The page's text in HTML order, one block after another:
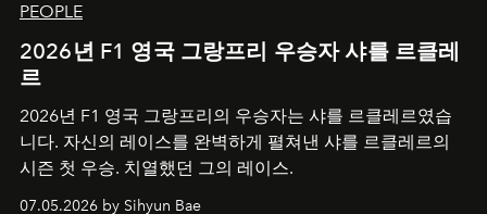
PEOPLE
2026년 F1 영국 그랑프리 우승자 샤를 르클레
르
2026년 F1 영국 그랑프리의 우승자는 샤를 르클레르였습
니다. 자신의 레이스를 완벽하게 펼쳐낸 샤를 르클레르의
시즌 첫 우승. 치열했던 그의 레이스.
07.05.2026 by Sihyun Bae